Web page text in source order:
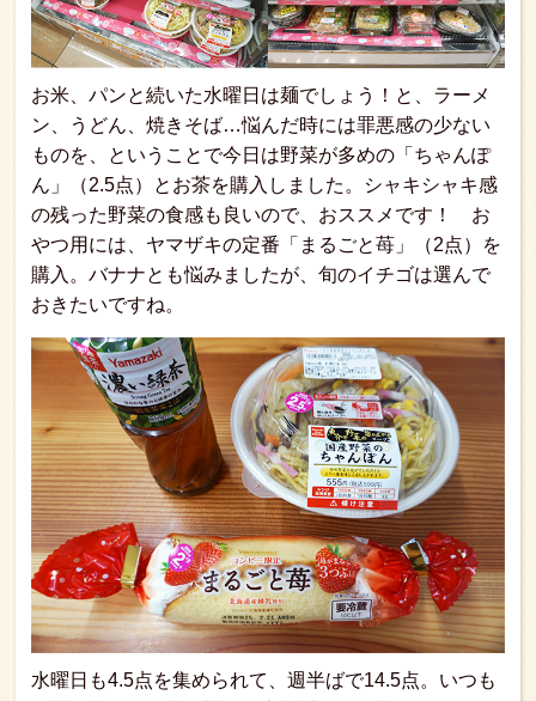
お米、パンと続いた水曜日は麺でしょう！と、ラーメ
ン、うどん、焼きそば…悩んだ時には罪悪感の少ない
ものを、ということで今日は野菜が多めの「ちゃんぽ
ん」（2.5点）とお茶を購入しました。シャキシャキ感
の残った野菜の食感も良いので、おススメです！ お
やつ用には、ヤマザキの定番「まるごと苺」（2点）を
購入。バナナとも悩みましたが、旬のイチゴは選んで
おきたいですね。
水曜日も4.5点を集められて、週半ばで14.5点。いつも